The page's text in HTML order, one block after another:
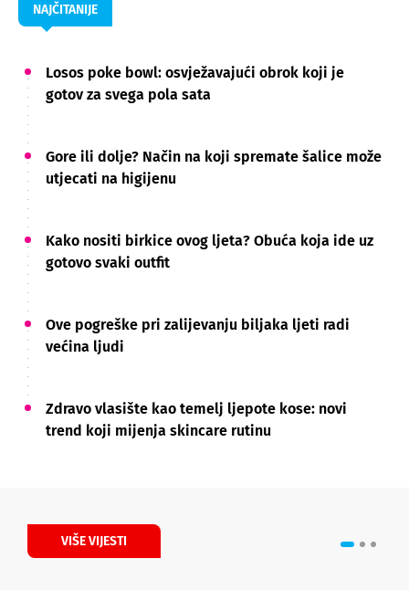
NAJČITANIJE
Losos poke bowl: osvježavajući obrok koji je
gotov za svega pola sata
Gore ili dolje? Način na koji spremate šalice može
utjecati na higijenu
Kako nositi birkice ovog ljeta? Obuća koja ide uz
gotovo svaki outfit
Ove pogreške pri zalijevanju biljaka ljeti radi
većina ljudi
Zdravo vlasište kao temelj ljepote kose: novi
trend koji mijenja skincare rutinu
VIŠE VIJESTI